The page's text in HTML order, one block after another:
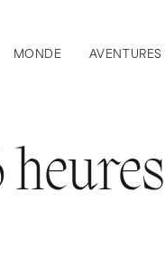
MONDE AVENTURES